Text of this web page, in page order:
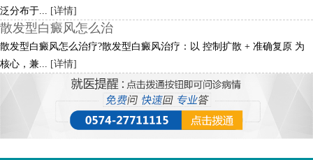
泛分布于... [详情]
散发型白癜风怎么治
散发型白癜风怎么治疗?散发型白癜风治疗：以 控制扩散 + 准确复原 为
核心，兼... [详情]